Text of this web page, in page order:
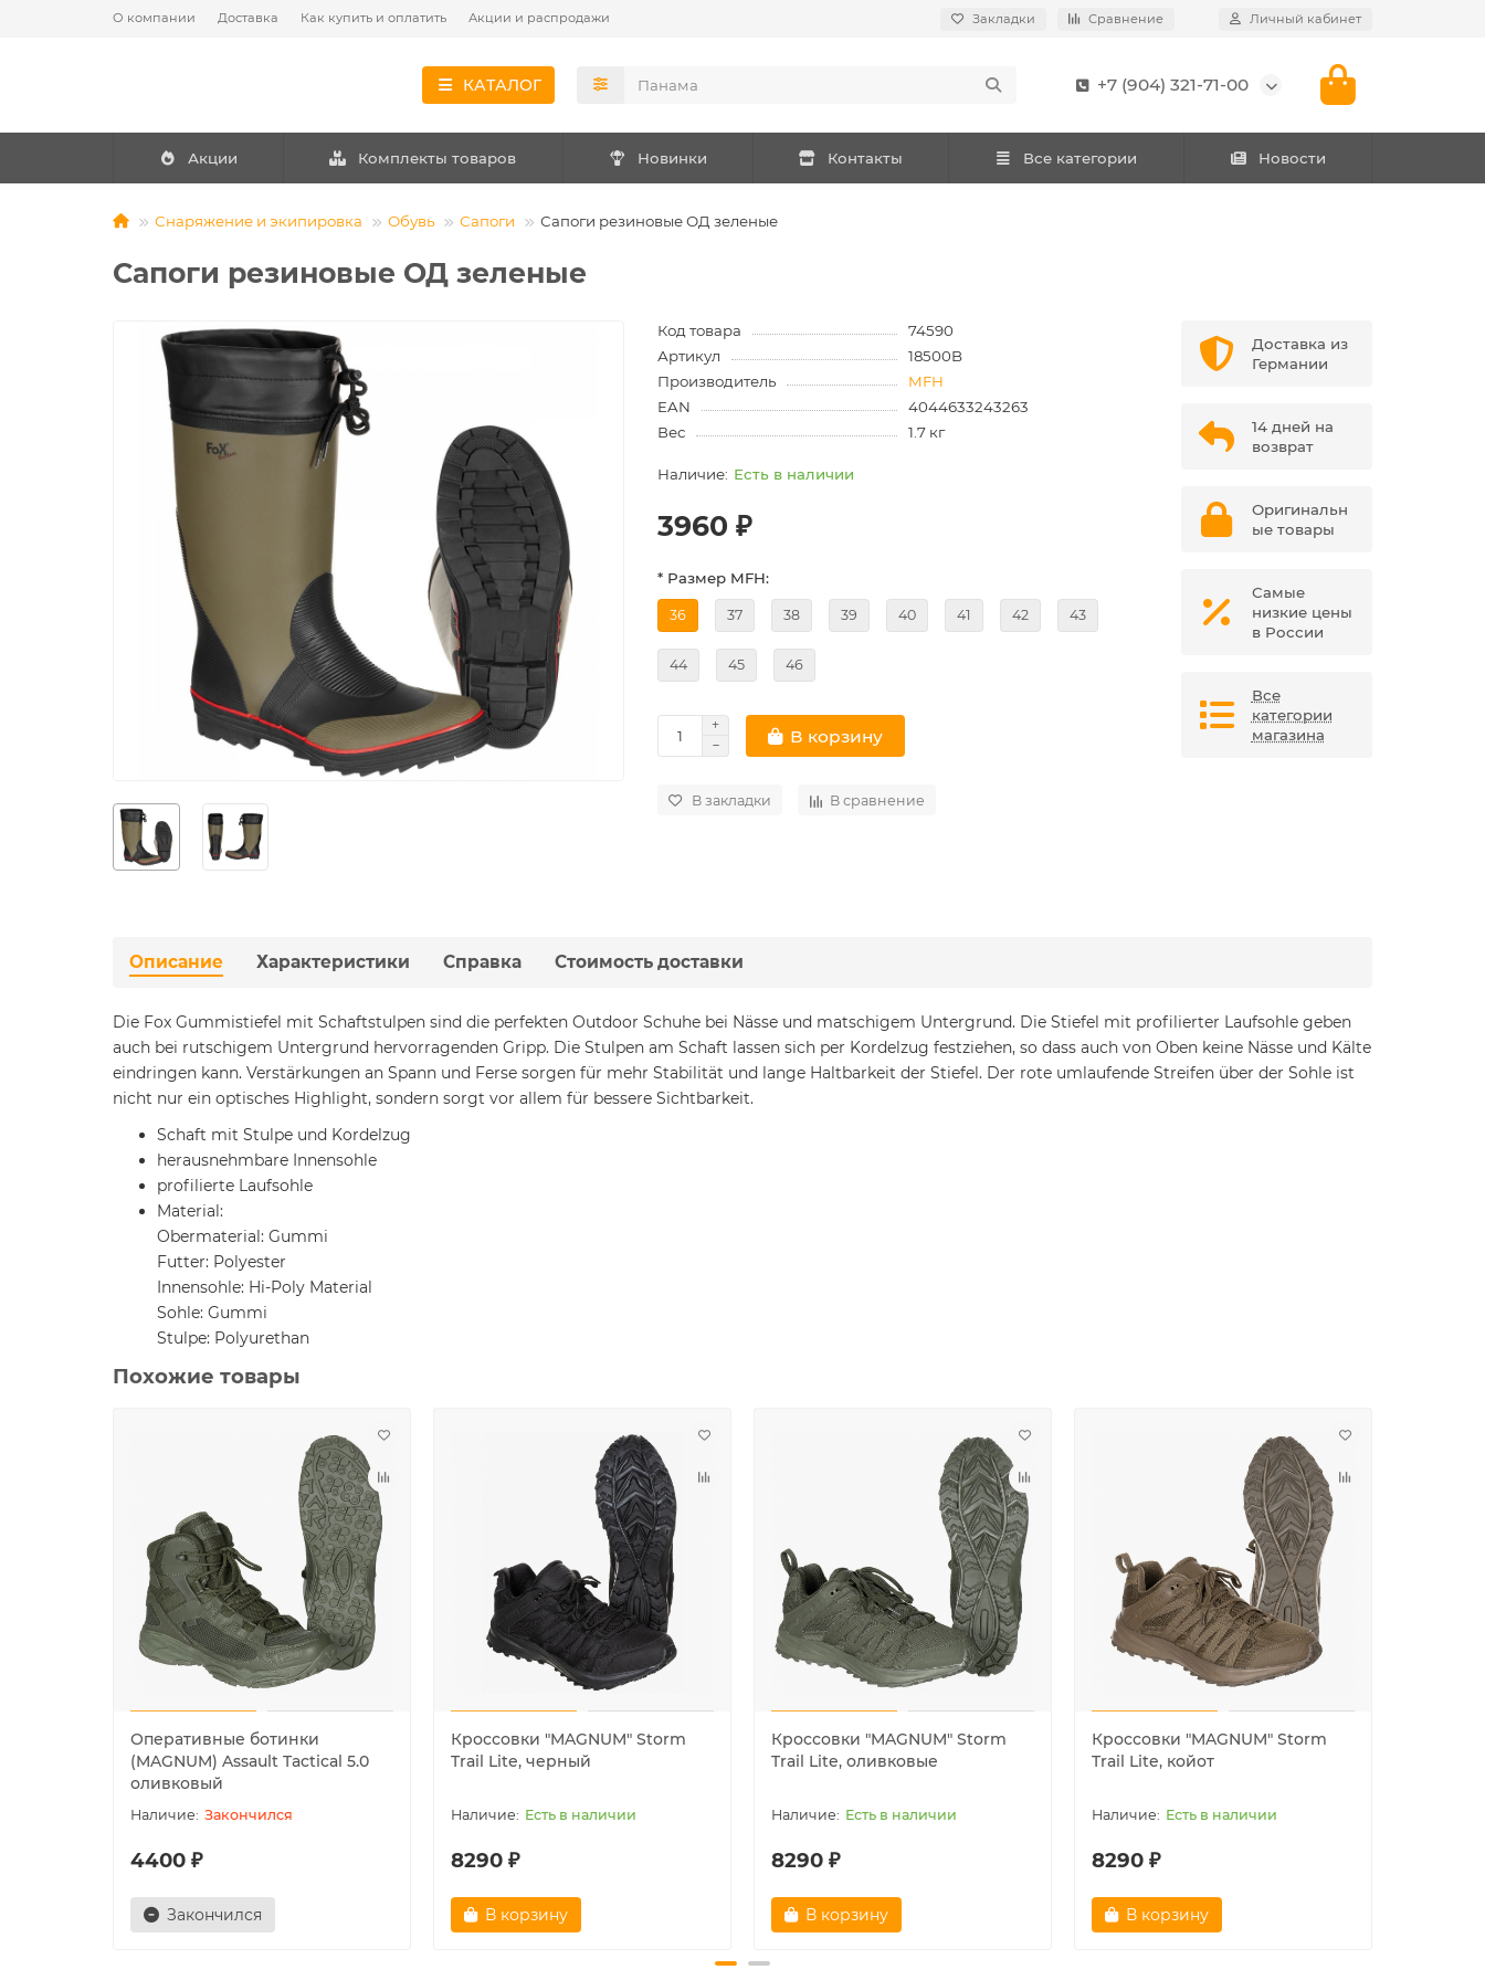
О компании Доставка Как купить и оплатить Акции и распродажи Закладки Сравнение Личный кабинет
КАТАЛОГ +7 (904) 321-71-00
Акции Комплекты товаров Новинки Контакты Все категории Новости
Снаряжение и экипировка Обувь Сапоги Сапоги резиновые ОД зеленые
Сапоги резиновые ОД зеленые
Код товара
74590
Артикул
18500B
Производитель
MFH
EAN
4044633243263
Вес
1.7 кг
Есть в наличии
3960 ₽
* Размер MFH:
36 37 38 39 40 41 42 43
44 45 46
В корзину
В закладки В сравнение
Доставка из
Германии
14 дней на
возврат
Оригинальн
ые товары
Самые
низкие цены
в России
Все
категории
магазина
Описание Характеристики Справка Стоимость доставки
Die Fox Gummistiefel mit Schaftstulpen sind die perfekten Outdoor Schuhe bei Nässe und matschigem Untergrund. Die Stiefel mit profilierter Laufsohle geben
auch bei rutschigem Untergrund hervorragenden Gripp. Die Stulpen am Schaft lassen sich per Kordelzug festziehen, so dass auch von Oben keine Nässe und Kälte
eindringen kann. Verstärkungen an Spann und Ferse sorgen für mehr Stabilität und lange Haltbarkeit der Stiefel. Der rote umlaufende Streifen über der Sohle ist
nicht nur ein optisches Highlight, sondern sorgt vor allem für bessere Sichtbarkeit.
Schaft mit Stulpe und Kordelzug
herausnehmbare Innensohle
profilierte Laufsohle
Material:
Obermaterial: Gummi
Futter: Polyester
Innensohle: Hi-Poly Material
Sohle: Gummi
Stulpe: Polyurethan
Похожие товары
Оперативные ботинки
(MAGNUM) Assault Tactical 5.0
оливковый
Закончился
4400 ₽
Закончился
Кроссовки "MAGNUM" Storm
Trail Lite, черный
Есть в наличии
8290 ₽
В корзину
Кроссовки "MAGNUM" Storm
Trail Lite, оливковые
Есть в наличии
8290 ₽
В корзину
Кроссовки "MAGNUM" Storm
Trail Lite, койот
Есть в наличии
8290 ₽
В корзину